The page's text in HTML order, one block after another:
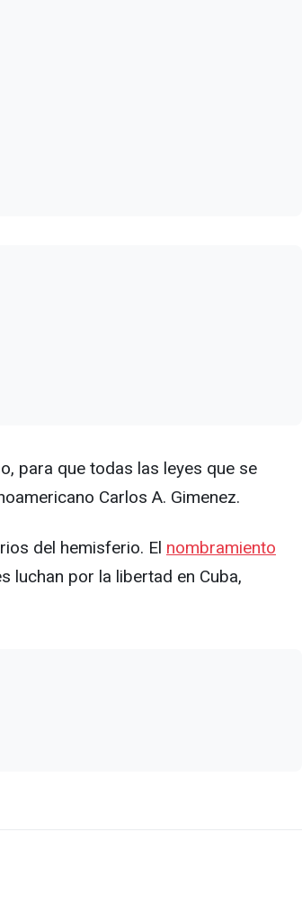
para que todas las leyes que se
Carlos A. Gimenez.
del hemisferio. El nombramiento
luchan por la libertad en Cuba,